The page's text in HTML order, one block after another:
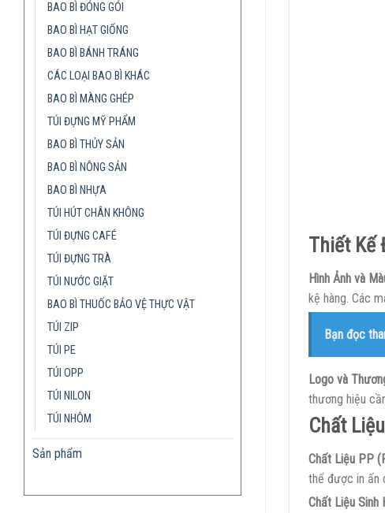
BAO BÌ ĐÓNG GÓI
BAO BÌ HẠT GIỐNG
BAO BÌ BÁNH TRÁNG
CÁC LOẠI BAO BÌ KHÁC
BAO BÌ MÀNG GHÉP
TÚI ĐỰNG MỸ PHẨM
BAO BÌ THỦY SẢN
BAO BÌ NÔNG SẢN
BAO BÌ NHỰA
TÚI HÚT CHÂN KHÔNG
TÚI ĐỰNG CAFÉ
TÚI ĐỰNG TRÀ
TÚI NƯỚC GIẶT
BAO BÌ THUỐC BẢO VỆ THỰC VẬT
TÚI ZIP
TÚI PE
TÚI OPP
TÚI NILON
TÚI NHÔM
Sản phẩm
Thiết Kế
Hình Ảnh và
kệ hàng. Các
Bạn đọc
Logo và
thương hiệu
Chất
Chất Liệu PP
thể được in ấn
Chất Liệu Sinh